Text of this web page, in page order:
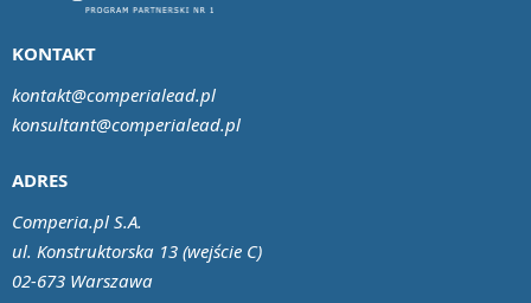
ADRES
Comperia.pl S.A.
ul. Konstruktorska 13 (wejście C)
02-673 Warszawa
KONTAKT
kontakt@comperialead.pl
konsultant@comperialead.pl